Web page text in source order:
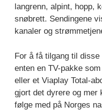
langrenn, alpint, hopp,
snøbrett. Sendingene
kanaler og
For å få tilgang til
enten en TV-pakke
eller et Viaplay Total-
gjort det dyrere og mer
følge med på Norges